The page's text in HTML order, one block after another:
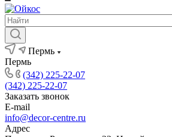
Пермь
Пермь
(342) 225-22-07
(342) 225-22-07
Заказать звонок
E-mail
info@decor-centre.ru
Адрес